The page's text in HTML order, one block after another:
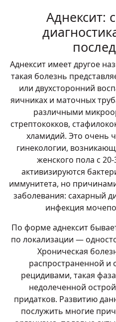
Аднексит:
Аднексит имеет другое
такая болезнь
или двухсторонний
яичниках и маточных
различными
стрептококков,
хламидий. Это очень
гинекологии,
женского пола с
активизируются
иммунитета, но
заболевания: сахарный
инфекция
По форме аднексит
по локализации —
Хроническая
распространенной и
рецидивами, такая
недолеченной
придатков. Развитию
послужить многие